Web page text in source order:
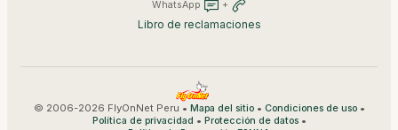
WhatsApp +
Libro de reclamaciones
© 2006-2026 FlyOnNet Peru • Mapa del sitio• Condiciones de uso•
Política de privacidad • Protección de datos•